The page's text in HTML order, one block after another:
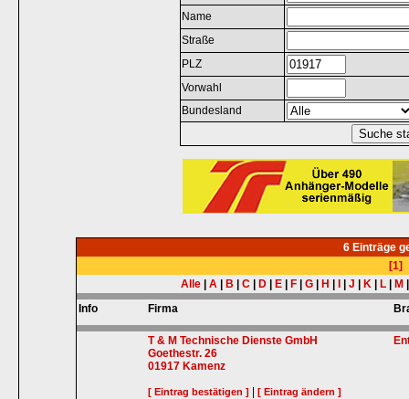
Name
Straße
PLZ
Vorwahl
Bundesland
6 Einträge
[1]
Alle
A B C D E F G H J K L M
Info
Firma
T & M Technische Dienste GmbH
Goethestr. 26
01917 Kamenz
[ Eintrag bestätigen ] |[ Eintrag ändern ]